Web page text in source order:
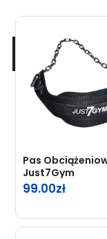
Pas
Just7Gym
99.00